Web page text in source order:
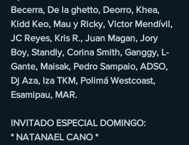
Becerra, De la ghetto, Deorro, Khea,
Kidd Keo, Mau y Ricky, Victor Mendívil,
JC Reyes, Kris R., Juan Magan, Jory
Boy, Standly, Corina Smith, Ganggy, L-
Gante, Maisak, Pedro Sampaio, ADSO,
Dj Aza, Iza TKM, Polimá Westcoast,
Esamipau, MAR.
INVITADO ESPECIAL DOMINGO:
* NATANAEL CANO *